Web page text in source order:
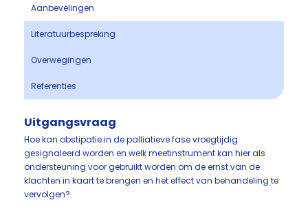
Aanbevelingen
Literatuurbespreking
Overwegingen
Referenties
Uitgangsvraag
Hoe kan obstipatie in de palliatieve fase vroegtijdig
gesignaleerd worden en welk meetinstrument kan hier als
ondersteuning voor gebruikt worden om de ernst van de
klachten in kaart te brengen en het effect van behandeling te
vervolgen?